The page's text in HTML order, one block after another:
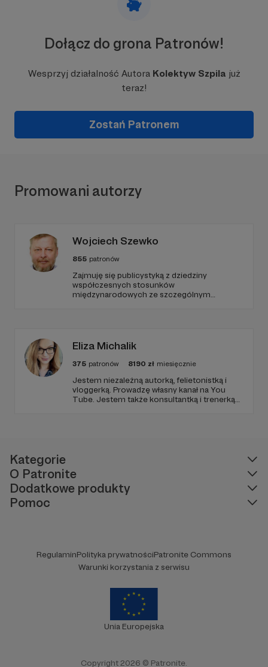
Dołącz do grona Patronów!
Wesprzyj działalność Autora Kolektyw Szpila już
teraz!
Zostań Patronem
Promowani autorzy
Wojciech Szewko
855 patronów
Zajmuję się publicystyką z dziedziny
współczesnych stosunków
międzynarodowych ze szczególnym
Eliza Michalik
375 patronów 8190 zł miesięcznie
Jestem niezależną autorką, felietonistką i
vloggerką. Prowadzę własny kanał na You
Tube. Jestem także konsultantką i trenerką
Kategorie
O Patronite
Dodatkowe produkty
Pomoc
RegulaminPolityka prywatnościPatronite Commons
Warunki korzystania z serwisu
Unia Europejska
Copyright 2026 © Patronite.